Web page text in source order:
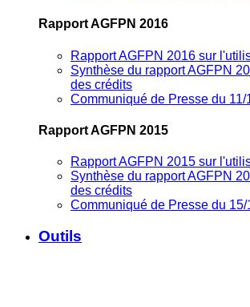
Rapport AGFPN 2016
Rapport AGFPN 2016 sur
Synthèse du rapport AGFPN
des crédits
Communiqué de Presse du 11/
Rapport AGFPN 2015
Rapport AGFPN 2015 sur
Synthèse du rapport AGFPN
des crédits
Communiqué de Presse du
Outils